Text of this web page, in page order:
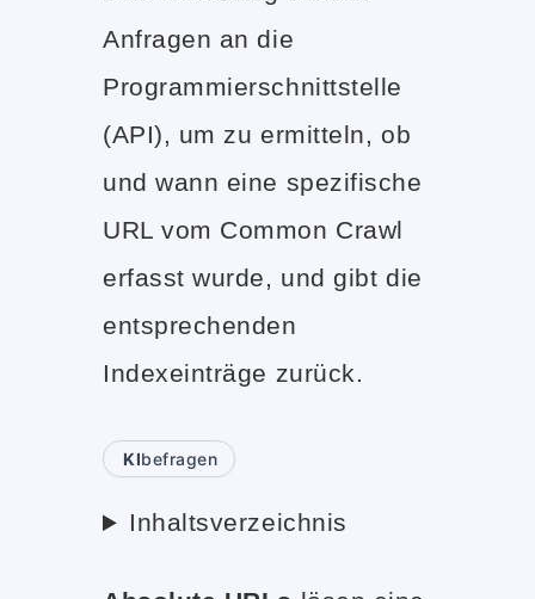
Anfragen an die
Programmierschnittstelle
(API), um zu ermitteln, ob
und wann eine spezifische
URL vom Common Crawl
erfasst wurde, und gibt die
entsprechenden
Indexeinträge zurück.
KIbefragen
Inhaltsverzeichnis